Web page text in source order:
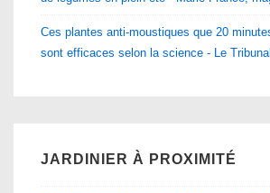
Ces plantes anti-moustiques que 20
sont efficaces selon la science - Le
JARDINIER À PROXIMITÉ